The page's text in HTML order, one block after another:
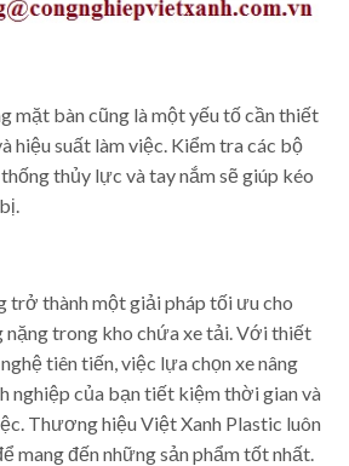
mặt bàn cũng là một yếu tố cần thiết
hiệu suất làm việc. Kiểm tra các bộ
thủy lực và tay nắm sẽ giúp kéo
trở thành một giải pháp tối ưu cho
nặng trong kho chứa xe tải. Với thiết
tiên tiến, việc lựa chọn xe nâng
nghiệp của bạn tiết kiệm thời gian và
Thương hiệu Việt Xanh Plastic luôn
mang đến những sản phẩm tốt nhất.